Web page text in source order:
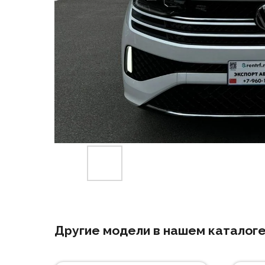
Другие модели в нашем